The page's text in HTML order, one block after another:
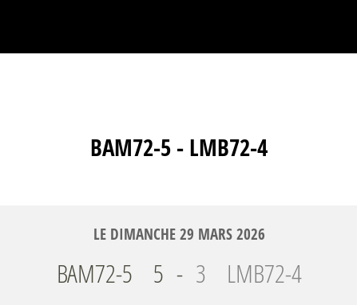
BAM72-5 - LMB72-4
LE DIMANCHE29 MARS 2026
BAM72-5 5 - 3 LMB72-4